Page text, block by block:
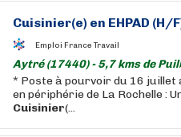
Cuisinier(e) en EHPAD (H/
Emploi France Travail
Aytré (17440) - 5,7 kms de
* Poste à pourvoir du 16 juillet
en périphérie de La Rochelle :
Cuisinier(...